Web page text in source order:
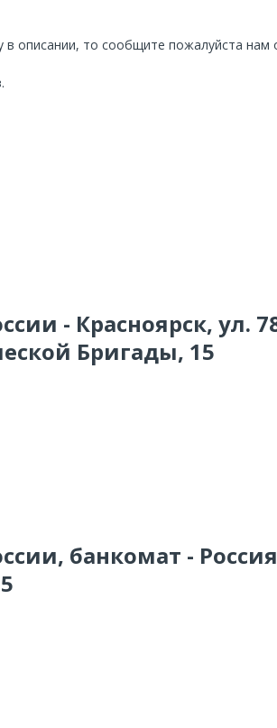
в описании, то сообщите пожалуйста нам
.
- Красноярск, ул.
Бригады, 15
банкомат -